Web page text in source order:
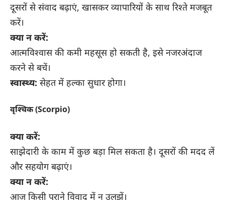
दूसरों से संवाद बढ़ाएं, खासकर व्यापारियों के साथ रिश्ते मजबूत
करें।
क्या न करें:
आत्मविश्वास की कमी महसूस हो सकती है, इसे नजरअंदाज
करने से बचें।
स्वास्थ्य: सेहत में हल्का सुधार होगा।
वृश्चिक (Scorpio)
क्या करें:
साझेदारी के काम में कुछ बड़ा मिल सकता है। दूसरों की मदद लें
और सहयोग बढ़ाएं।
क्या न करें:
आज किसी पुराने विवाद में न उलझें।